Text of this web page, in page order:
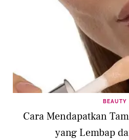
BEAUTY
Cara Mendapatkan
yang Lembap